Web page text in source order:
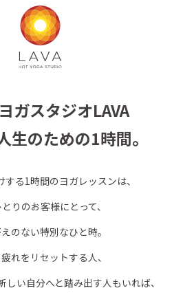
ガスタジオLAVA
生のための1時間。
する1時間のヨガレッスンは、
りのお客様にとって、
のない特別なひと時。
れをリセットする人、
しい自分へと踏み出す人もいれば、